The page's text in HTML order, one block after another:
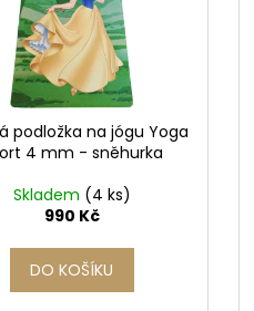
podložka na jógu Yoga
4 mm - sněhurka
Skladem (4 ks)
990 Kč
DO KOŠÍKU